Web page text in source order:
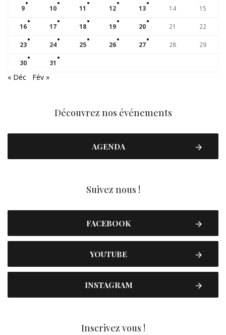
9 10 11 12 13 14 15
16 17 18 19 20 21 22
23 24 25 26 27 28 29
30 31
« Déc Fév »
Découvrez nos événements
AGENDA
Suivez nous !
FACEBOOK
YOUTUBE
INSTAGRAM
Inscrivez vous !